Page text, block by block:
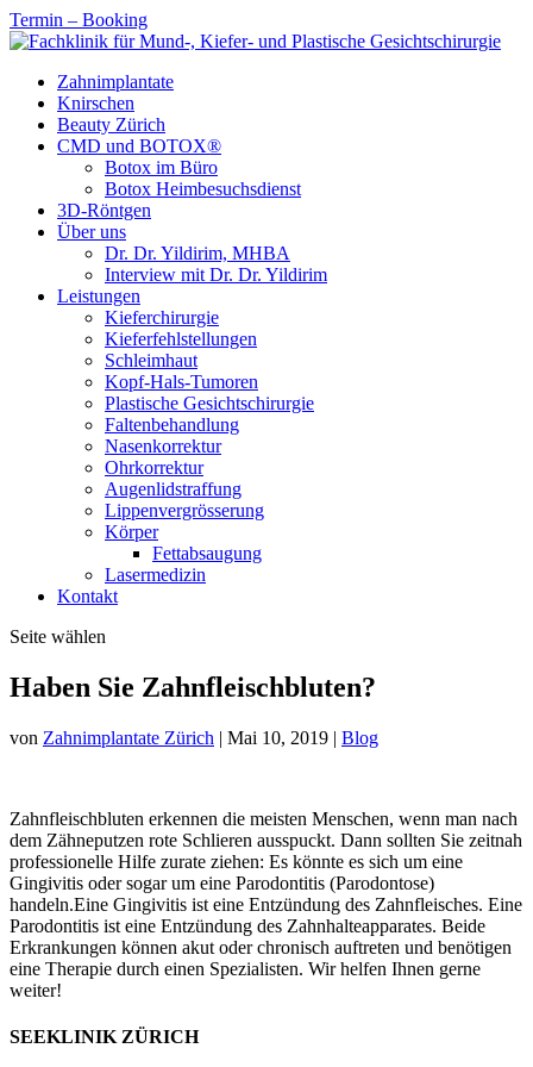
Termin – Booking
Zahnimplantate
Knirschen
Beauty Zürich
CMD und BOTOX®
Botox im Büro
Botox Heimbesuchsdienst
3D-Röntgen
Über uns
Dr. Dr. Yildirim, MHBA
Interview mit Dr. Dr. Yildirim
Leistungen
Kieferchirurgie
Kieferfehlstellungen
Schleimhaut
Kopf-Hals-Tumoren
Plastische Gesichtschirurgie
Faltenbehandlung
Nasenkorrektur
Ohrkorrektur
Augenlidstraffung
Lippenvergrösserung
Körper
Fettabsaugung
Lasermedizin
Kontakt
Seite wählen
Haben Sie Zahnfleischbluten?
von Zahnimplantate Zürich | Mai 10, 2019 | Blog
Zahnfleischbluten erkennen die meisten Menschen, wenn man nach
dem Zähneputzen rote Schlieren ausspuckt. Dann sollten Sie zeitnah
professionelle Hilfe zurate ziehen: Es könnte es sich um eine
Gingivitis oder sogar um eine Parodontitis (Parodontose)
handeln.Eine Gingivitis ist eine Entzündung des Zahnfleisches. Eine
Parodontitis ist eine Entzündung des Zahnhalteapparates. Beide
Erkrankungen können akut oder chronisch auftreten und benötigen
eine Therapie durch einen Spezialisten. Wir helfen Ihnen gerne
weiter!
SEEKLINIK ZÜRICH